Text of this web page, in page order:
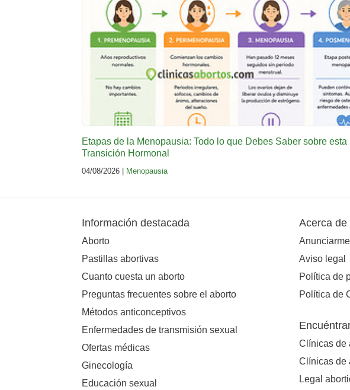
Etapas de la Menopausia: Todo lo que Debes Saber sobre esta
Transición Hormonal
04/08/2026 | Menopausia
Información destacada
Aborto
Pastillas abortivas
Cuanto cuesta un aborto
Preguntas frecuentes sobre el aborto
Métodos anticonceptivos
Enfermedades de transmisión sexual
Ofertas médicas
Ginecología
Educación sexual
Acerca de
Aviso legal
Política de
Política de
Clínicas de
Clínicas de
Legal